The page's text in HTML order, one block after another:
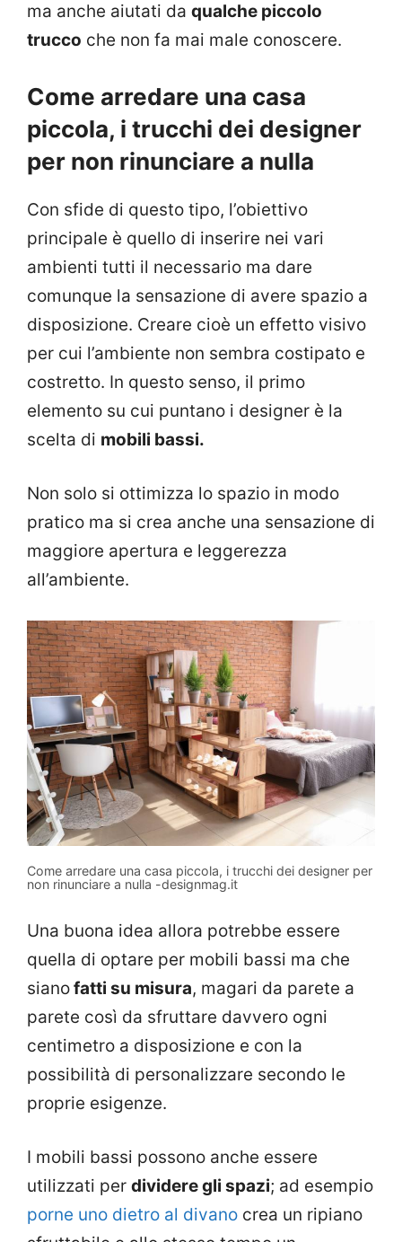
ma anche aiutati da qualche piccolo
trucco che non fa mai male conoscere.
Come arredare una casa
piccola, i trucchi dei designer
per non rinunciare a nulla
Con sfide di questo tipo, l’obiettivo
principale è quello di inserire nei vari
ambienti tutti il necessario ma dare
comunque la sensazione di avere spazio a
disposizione. Creare cioè un effetto visivo
per cui l’ambiente non sembra costipato e
costretto. In questo senso, il primo
elemento su cui puntano i designer è la
scelta di mobili bassi.
Non solo si ottimizza lo spazio in modo
pratico ma si crea anche una sensazione di
maggiore apertura e leggerezza
all’ambiente.
Come arredare una casa piccola, i trucchi dei designer per
non rinunciare a nulla -designmag.it
Una buona idea allora potrebbe essere
quella di optare per mobili bassi ma che
sianofatti su misura, magari da parete a
parete così da sfruttare davvero ogni
centimetro a disposizione e con la
possibilità di personalizzare secondo le
proprie esigenze.
I mobili bassi possono anche essere
utilizzati per dividere gli spazi; ad esempio
porne uno dietro al divano crea un ripiano